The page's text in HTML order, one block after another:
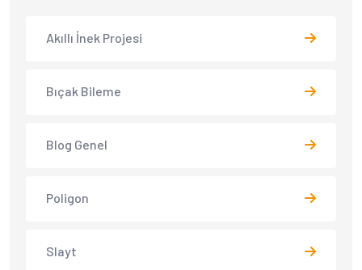
Akıllı İnek Projesi
Bıçak Bileme
Blog Genel
Poligon
Slayt